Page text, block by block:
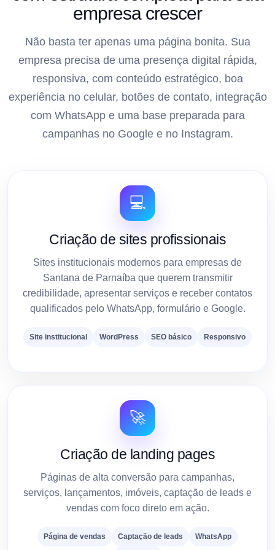
empresa crescer
Não basta ter apenas uma página bonita. Sua
empresa precisa de uma presença digital rápida,
responsiva, com conteúdo estratégico, boa
experiência no celular, botões de contato, integração
com WhatsApp e uma base preparada para
campanhas no Google e no Instagram.
💻
Criação de sites profissionais
Sites institucionais modernos para empresas de
Santana de Parnaíba que querem transmitir
credibilidade, apresentar serviços e receber contatos
qualificados pelo WhatsApp, formulário e Google.
Site institucional WordPress SEO básico Responsivo
🚀
Criação de landing pages
Páginas de alta conversão para campanhas,
serviços, lançamentos, imóveis, captação de leads e
vendas com foco direto em ação.
Página de vendas Captação de leads WhatsApp